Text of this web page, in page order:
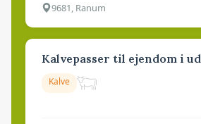
9681, Ranum
Kalvepasser til ejendom i
Kalve